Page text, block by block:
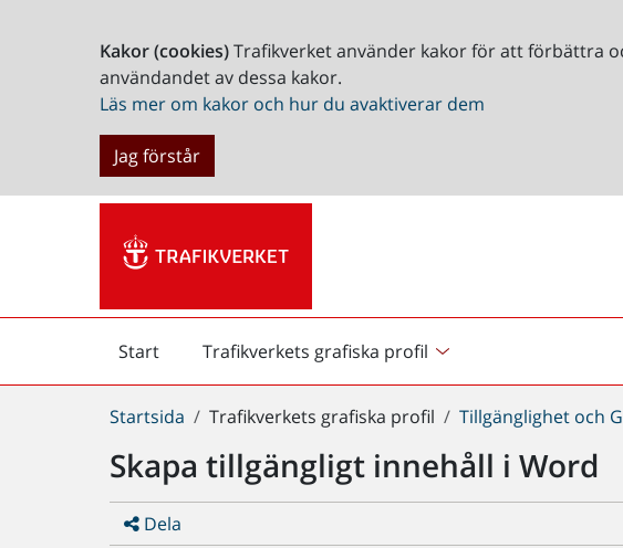
Kakor (cookies)Trafikverket använder kakor för att förbättra
användandet av dessa kakor.
Läs mer om kakor och hur du avaktiverar dem
Jag förstår
Start
Start Trafikverkets grafiska profil
Du
här:
Startsida Trafikverkets grafiska profil Tillgänglighet och
Skapa tillgängligt innehåll i Word
Dela